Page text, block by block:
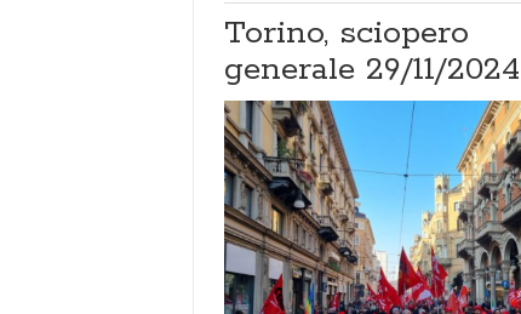
Torino, sciopero
generale 29/11/2024